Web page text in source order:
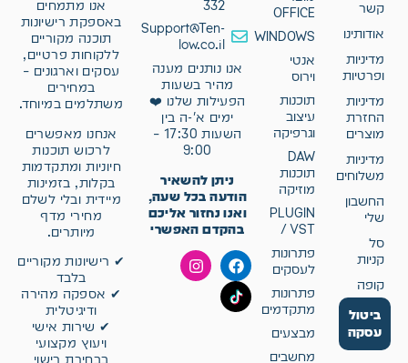
קשר
אודותינו
מדיניות
ופרטיות
מדיניות
החזרת
מוצרים
מדיניות
משלוחים
החשבון
שלי
סל
קניות
קופה
ביטול
עסקה
OFFICE
WINDOWS
אנטי
וירוס
תוכנות
עיצוב
וגרפיקה
DAW
תוכנות
מוזיקה
PLUGIN
/ VST
פתרונות
לעסקים
פתרונות
מתקדמים
מבצעים
מחשבים
332
Support@Ten-
low.co.il
אנו נותנים מענה
מהיר בשעות
הפעילות שלנו ❤️
ימים א'-ה בין
השעות 17:30 –
9:00
ניתן להשאיר
הודעה בכל שעה,
ואנו נחזור אליכם
בהקדם האפשרי
אנו מתמחים
באספקת רישיונות
תוכנה מקוריים
ללקוחות פרטיים,
עסקים וארגונים –
במחירים
משתלמים במיוחד.
אנחנו מאפשרים
לרכוש תוכנות
חיוניות ומתקדמות
בקלות, בזמינות
מיידית ובלי לשלם
מחירי מדף
מיותרים.
✔ רישיונות מקוריים
בלבד
✔ אספקה מהירה
ודיגיטלית
✔ שירות אישי
ויעוץ מקצועי
בבחירת רישוי